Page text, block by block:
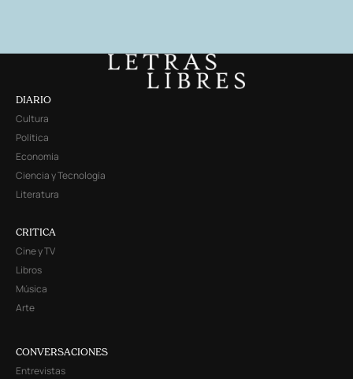
DIARIO
Cultura
Política
Economía
Ciencia y Tecnología
Literatura
CRITICA
Cine y TV
Libros
Música
Arte
CONVERSACIONES
Entrevistas